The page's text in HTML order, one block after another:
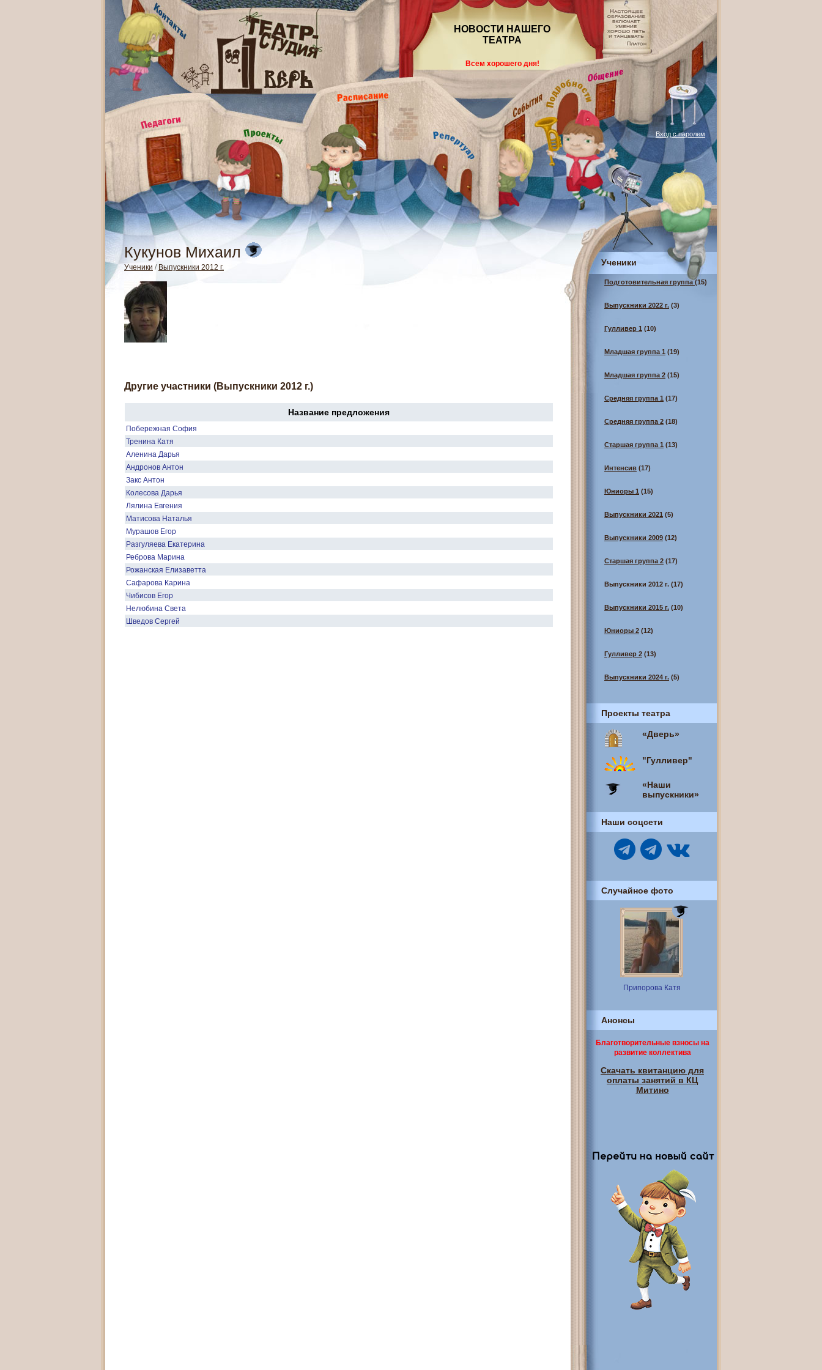
НОВОСТИ НАШЕГО
ТЕАТРА
Всем хорошего дня!
Вход с паролем
Кукунов Михаил
Ученики / Выпускники 2012 г.
Другие участники (Выпускники 2012 г.)
Название предложения
Побережная София
Тренина Катя
Аленина Дарья
Андронов Антон
Закс Антон
Колесова Дарья
Лялина Евгения
Матисова Наталья
Мурашов Егор
Разгуляева Екатерина
Реброва Марина
Рожанская Елизаветта
Сафарова Карина
Чибисов Егор
Нелюбина Света
Шведов Сергей
Ученики
Подготовительная группа(15)
Выпускники 2022 г. (3)
Гулливер 1 (10)
Младшая группа 1 (19)
Младшая группа 2 (15)
Средняя группа 1 (17)
Средняя группа 2 (18)
Старшая группа 1 (13)
Интенсив (17)
Юниоры 1 (15)
Выпускники 2021 (5)
Выпускники 2009 (12)
Старшая группа 2 (17)
Выпускники 2012 г. (17)
Выпускники 2015 г. (10)
Юниоры 2 (12)
Гулливер 2 (13)
Выпускники 2024 г. (5)
Проекты театра
«Дверь»
"Гулливер"
«Наши
выпускники»
Наши соцсети
Случайное фото
Припорова Катя
Анонсы
Благотворительные взносы на
развитие коллектива
Скачать квитанцию для
оплаты занятий в КЦ
Митино